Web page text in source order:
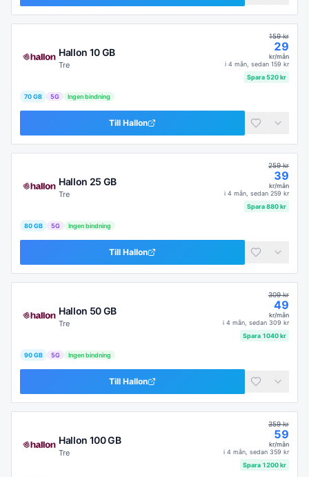
Hallon 10 GB
Tre
159kr
29
kr/mån
i 4 mån , sedan 159 kr
Spara520kr
70 GB 5G Ingen bindning
Till Hallon
Hallon 25 GB
Tre
259kr
39
kr/mån
i 4 mån , sedan 259 kr
Spara880kr
80 GB 5G Ingen bindning
Till Hallon
Hallon 50 GB
Tre
309kr
49
kr/mån
i 4 mån , sedan 309 kr
Spara 1040kr
90 GB 5G Ingen bindning
Till Hallon
Hallon 100 GB
Tre
359kr
59
kr/mån
i 4 mån , sedan 359 kr
Spara 1200kr